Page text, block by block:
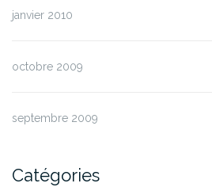
janvier 2010
octobre 2009
septembre 2009
Catégories